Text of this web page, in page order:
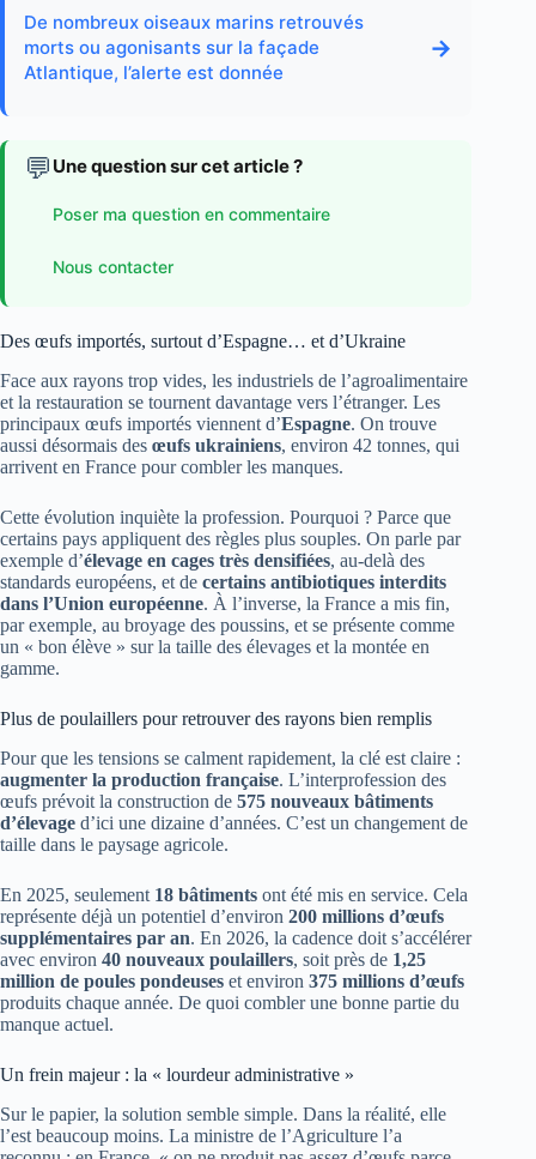
De nombreux oiseaux marins retrouvés
morts ou agonisants sur la façade
Atlantique, l’alerte est donnée
→
💬 Une question sur cet article ?
Poser ma question en commentaire
Nous contacter
Des œufs importés, surtout d’Espagne… et d’Ukraine
Face aux rayons trop vides, les industriels de l’agroalimentaire
et la restauration se tournent davantage vers l’étranger. Les
principaux œufs importés viennent d’Espagne. On trouve
aussi désormais des œufs ukrainiens, environ 42 tonnes, qui
arrivent en France pour combler les manques.
Cette évolution inquiète la profession. Pourquoi ? Parce que
certains pays appliquent des règles plus souples. On parle par
exemple d’élevage en cages très densifiées, au-delà des
standards européens, et de certains antibiotiques interdits
dans l’Union européenne. À l’inverse, la France a mis fin,
par exemple, au broyage des poussins, et se présente comme
un « bon élève » sur la taille des élevages et la montée en
gamme.
Plus de poulaillers pour retrouver des rayons bien remplis
Pour que les tensions se calment rapidement, la clé est claire :
augmenter la production française. L’interprofession des
œufs prévoit la construction de 575 nouveaux bâtiments
d’élevage d’ici une dizaine d’années. C’est un changement de
taille dans le paysage agricole.
En 2025, seulement 18 bâtiments ont été mis en service. Cela
représente déjà un potentiel d’environ 200 millions d’œufs
supplémentaires par an. En 2026, la cadence doit s’accélérer
avec environ 40 nouveaux poulaillers, soit près de 1,25
million de poules pondeuses et environ 375 millions d’œufs
produits chaque année. De quoi combler une bonne partie du
manque actuel.
Un frein majeur : la « lourdeur administrative »
Sur le papier, la solution semble simple. Dans la réalité, elle
l’est beaucoup moins. La ministre de l’Agriculture l’a